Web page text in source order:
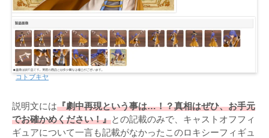
コトブキヤ
説明文には『劇中再現という事は…！？真相はぜひ、お手元
でお確かめください！』との記載のみで、キャストオフフィ
ギュアについて一言も記載がなかったこのロキシーフィギュ